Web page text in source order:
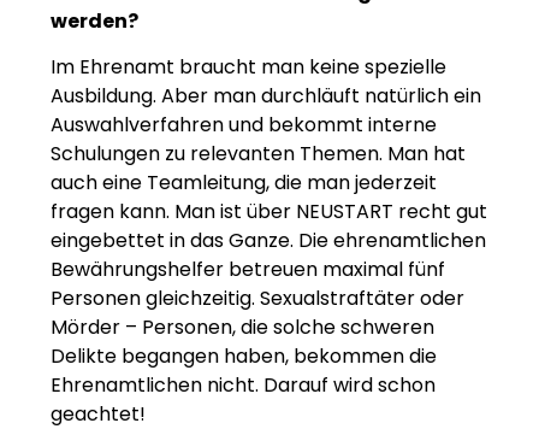
werden?
Im Ehrenamt braucht man keine spezielle
Ausbildung. Aber man durchläuft natürlich ein
Auswahlverfahren und bekommt interne
Schulungen zu relevanten Themen. Man hat
auch eine Teamleitung, die man jederzeit
fragen kann. Man ist über NEUSTART recht gut
eingebettet in das Ganze. Die ehrenamtlichen
Bewährungshelfer betreuen maximal fünf
Personen gleichzeitig. Sexualstraftäter oder
Mörder – Personen, die solche schweren
Delikte begangen haben, bekommen die
Ehrenamtlichen nicht. Darauf wird schon
geachtet!